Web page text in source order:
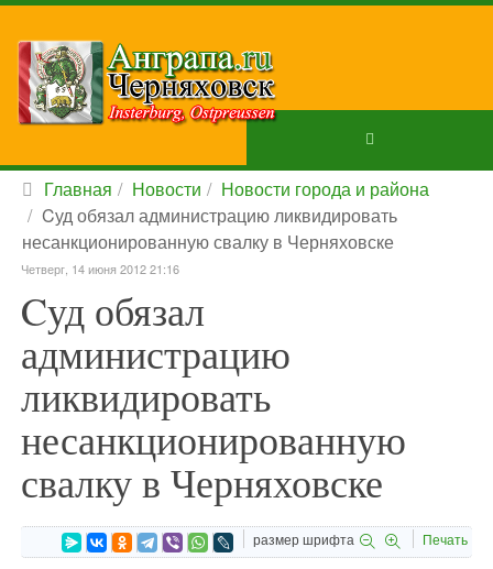
Главная Новости
Новости города и района
Cуд обязал администрацию ликвидировать
несанкционированную свалку в Черняховске
Четверг, 14 июня 2012 21:16
Cуд обязал
администрацию
ликвидировать
несанкционированную
свалку в Черняховске
размер шрифта Печать